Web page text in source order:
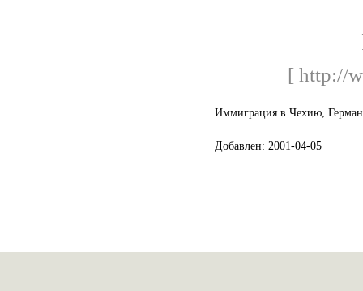
[ http://
Иммиграция в Чехию,
Добавлен: 2001-04-05